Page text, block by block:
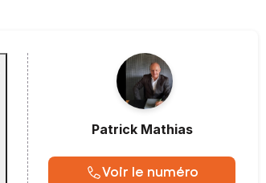
Patrick Mathias
Voir le numéro